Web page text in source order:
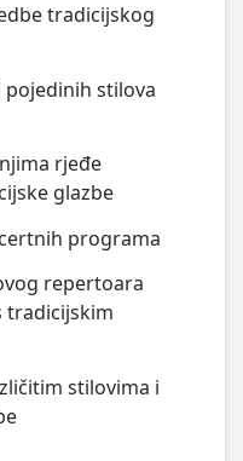
tradicijskog
pojedinih stilova
rjeđe
glazbe
programa
repertoara
tradicijskim
stilovima i